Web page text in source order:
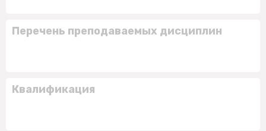
Перечень преподаваемых дисциплин
Квалификация